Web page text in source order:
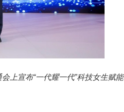
上宣布“一代耀一代”科技女生赋能